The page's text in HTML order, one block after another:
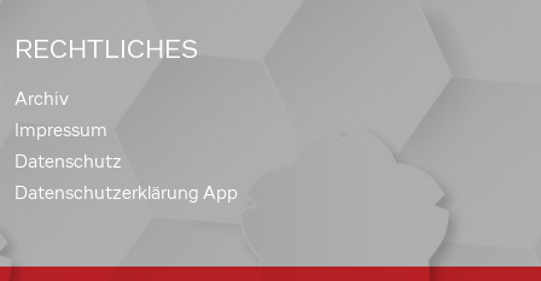
RECHTLICHES
Archiv
Impressum
Datenschutz
Datenschutzerklärung App